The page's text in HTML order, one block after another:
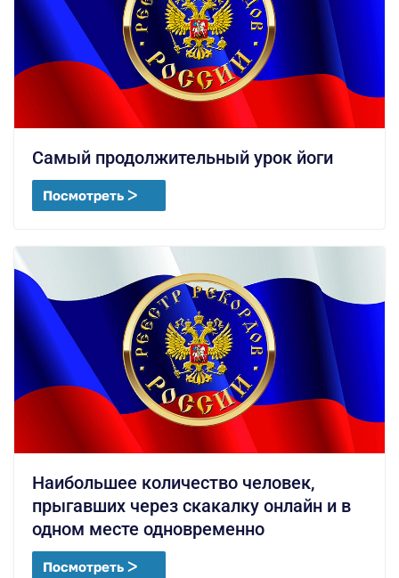
Самый продолжительный урок йоги
Посмотреть ᐳ
Наибольшее количество человек,
прыгавших через скакалку онлайн и в
одном месте одновременно
Посмотреть ᐳ